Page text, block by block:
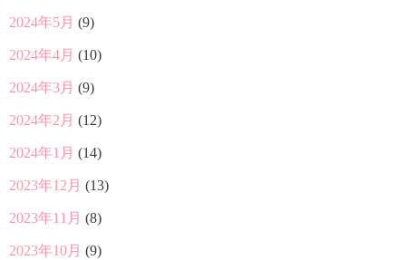
2024年5月 (9)
2024年4月 (10)
2024年3月 (9)
2024年2月 (12)
2024年1月 (14)
2023年12月 (13)
2023年11月 (8)
2023年10月 (9)